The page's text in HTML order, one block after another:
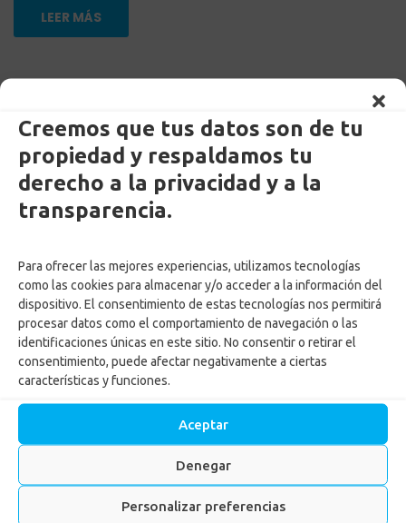
Creemos que tus datos son de tu
propiedad y respaldamos tu
derecho a la privacidad y a la
transparencia.
Para ofrecer las mejores experiencias, utilizamos tecnologías
como las cookies para almacenar y/o acceder a la información del
dispositivo. El consentimiento de estas tecnologías nos permitirá
procesar datos como el comportamiento de navegación o las
identificaciones únicas en este sitio. No consentir o retirar el
consentimiento, puede afectar negativamente a ciertas
características y funciones.
Aceptar
Denegar
Personalizar preferencias
LEER MÁS
PBX (57) 606 893 33 80
Línea 018000933030
linea.etica@confa.co
notificaciones@confa.co
servicio.cliente@confa.co
pqrsf@confa.co
Caldas – Colombia